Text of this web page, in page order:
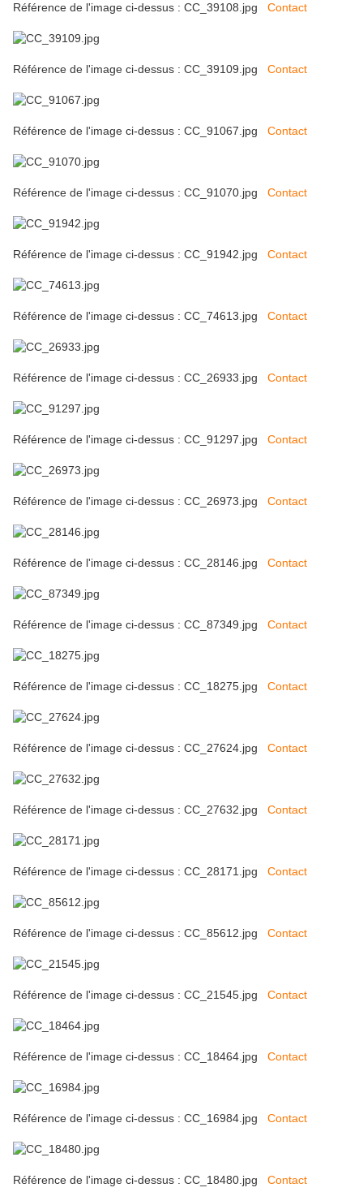
Référence de l'image ci-dessus : CC_39108.jpg Contact
Référence de l'image ci-dessus : CC_39109.jpg Contact
Référence de l'image ci-dessus : CC_91067.jpg Contact
Référence de l'image ci-dessus : CC_91070.jpg Contact
Référence de l'image ci-dessus : CC_91942.jpg Contact
Référence de l'image ci-dessus : CC_74613.jpg Contact
Référence de l'image ci-dessus : CC_26933.jpg Contact
Référence de l'image ci-dessus : CC_91297.jpg Contact
Référence de l'image ci-dessus : CC_26973.jpg Contact
Référence de l'image ci-dessus : CC_28146.jpg Contact
Référence de l'image ci-dessus : CC_87349.jpg Contact
Référence de l'image ci-dessus : CC_18275.jpg Contact
Référence de l'image ci-dessus : CC_27624.jpg Contact
Référence de l'image ci-dessus : CC_27632.jpg Contact
Référence de l'image ci-dessus : CC_28171.jpg Contact
Référence de l'image ci-dessus : CC_85612.jpg Contact
Référence de l'image ci-dessus : CC_21545.jpg Contact
Référence de l'image ci-dessus : CC_18464.jpg Contact
Référence de l'image ci-dessus : CC_16984.jpg Contact
Référence de l'image ci-dessus : CC_18480.jpg Contact